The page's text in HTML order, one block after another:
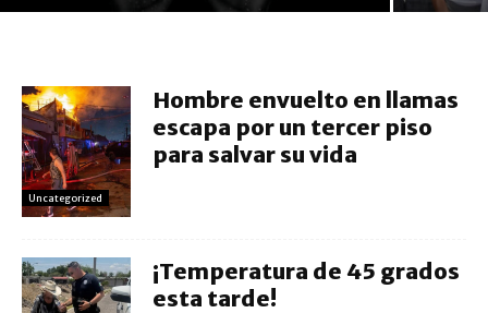
Uncategorized
Hombre envuelto en llamas
escapa por un tercer piso
para salvar su vida
¡Temperatura de 45 grados
esta tarde!